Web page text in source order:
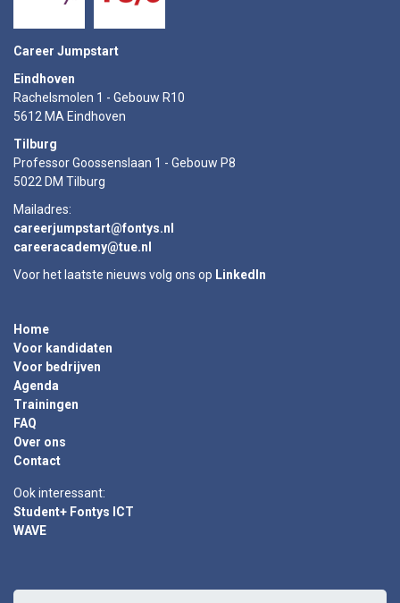
Career Jumpstart
Eindhoven
Rachelsmolen 1 - Gebouw R10
5612 MA Eindhoven
Tilburg
Professor Goossenslaan 1 - Gebouw P8
5022 DM Tilburg
Mailadres:
careerjumpstart@fontys.nl
careeracademy@tue.nl
Voor het laatste nieuws volg ons op LinkedIn
Home
Voor kandidaten
Voor bedrijven
Agenda
Trainingen
FAQ
Over ons
Contact
Ook interessant:
Student+ Fontys ICT
WAVE